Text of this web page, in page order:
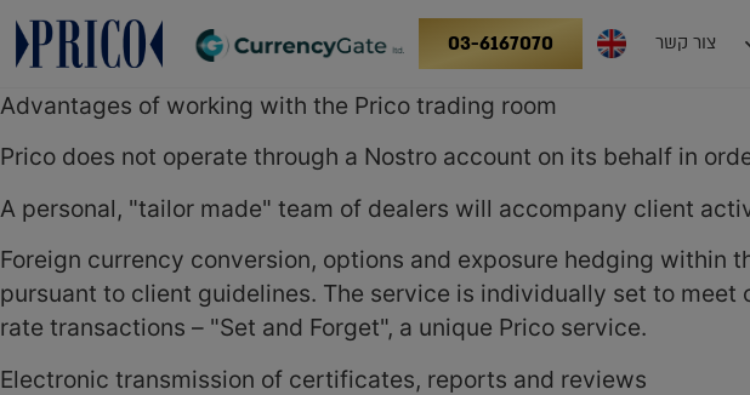
צור קשר 03-6167070
Advantages of working with the Prico trading room
Prico does not operate through a Nostro account on its behalf in
A personal, "tailor made" team of dealers will accompany client
Foreign currency conversion, options and exposure hedging
pursuant to client guidelines. The service is individually set to
rate transactions – "Set and Forget", a unique Prico service.
Electronic transmission of certificates, reports and reviews